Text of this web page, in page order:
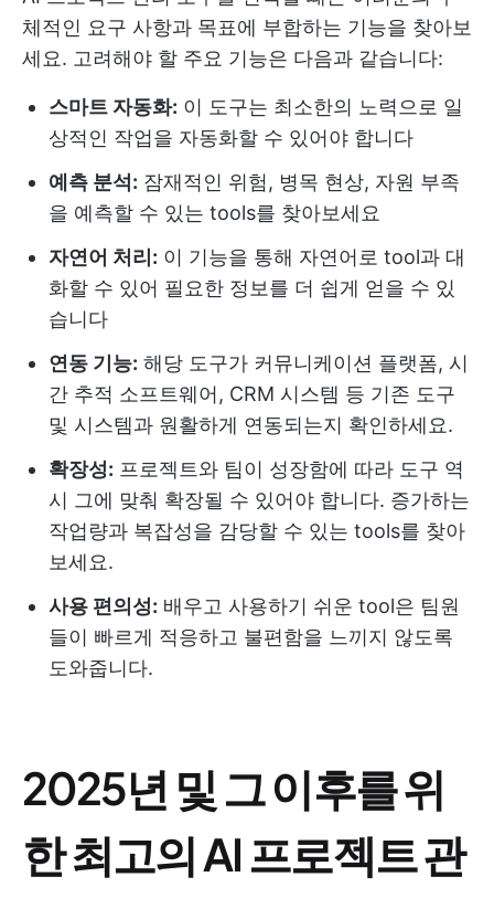
체적인 요구 사항과 목표에 부합하는 기능을 찾아보
세요. 고려해야 할 주요 기능은 다음과 같습니다:
스마트 자동화: 이 도구는 최소한의 노력으로 일
상적인 작업을 자동화할 수 있어야 합니다
예측 분석: 잠재적인 위험, 병목 현상, 자원 부족
을 예측할 수 있는 tools를 찾아보세요
자연어 처리: 이 기능을 통해 자연어로 tool과 대
화할 수 있어 필요한 정보를 더 쉽게 얻을 수 있
습니다
연동 기능: 해당 도구가 커뮤니케이션 플랫폼, 시
간 추적 소프트웨어, CRM 시스템 등 기존 도구
및 시스템과 원활하게 연동되는지 확인하세요.
확장성: 프로젝트와 팀이 성장함에 따라 도구 역
시 그에 맞춰 확장될 수 있어야 합니다. 증가하는
작업량과 복잡성을 감당할 수 있는 tools를 찾아
보세요.
사용 편의성: 배우고 사용하기 쉬운 tool은 팀원
들이 빠르게 적응하고 불편함을 느끼지 않도록
도와줍니다.
2025년 및 그 이후를 위
한 최고의 AI 프로젝트 관